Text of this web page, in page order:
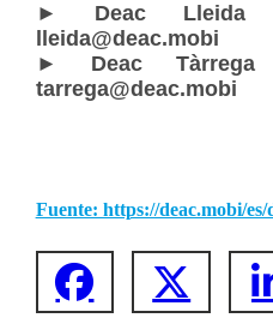
► Deac Lleida
lleida@deac.mobi
► Deac Tàrrega
tarrega@deac.mobi
Fuente: https://deac.mobi/